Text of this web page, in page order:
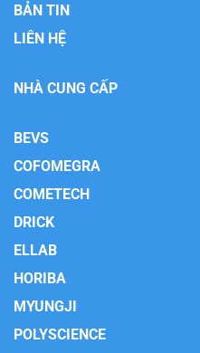
BẢN TIN
LIÊN HỆ
NHÀ CUNG CẤP
BEVS
COFOMEGRA
COMETECH
DRICK
ELLAB
HORIBA
MYUNGJI
POLYSCIENCE